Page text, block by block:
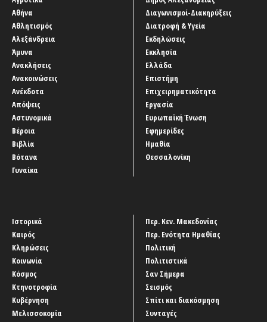
Αθήνα
Αθλητισμός
Αλεξάνδρεια
Άμυνα
Ανακλήσεις
Ανακοινώσεις
Ανέκδοτα
Απόψεις
Αστυνομικά
Βέροια
Βιβλία
Βότανα
Γυναίκα
Διαγωνισμοί-Διακηρύξεις
Διατροφή & Υγεία
Εκδηλώσεις
Εκκλησία
Ελλάδα
Επιστήμη
Επιχειρηματικότητα
Εργασία
Ευρωπαϊκή Ένωση
Εφημερίδες
Ημαθία
Θεσσαλονίκη
Ιστορικά
Καιρός
Κληρώσεις
Κοινωνία
Κόσμος
Κτηνοτροφία
Κυβέρνηση
Μελισσοκομία
Περ. Κεν. Μακεδονίας
Περ. Ενότητα Ημαθίας
Πολιτική
Πολιτιστικά
Σαν Σήμερα
Σεισμός
Σπίτι και διακόσμηση
Συνταγές